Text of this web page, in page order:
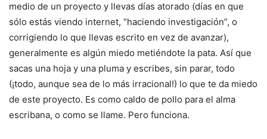
medio de un proyecto y llevas días atorado (días en que
sólo estás viendo internet, “haciendo investigación”, o
corrigiendo lo que llevas escrito en vez de avanzar),
generalmente es algún miedo metiéndote la pata. Así que
sacas una hoja y una pluma y escribes, sin parar, todo
(¡todo, aunque sea de lo más irracional!) lo que te da miedo
de este proyecto. Es como caldo de pollo para el alma
escribana, o como se llame. Pero funciona.